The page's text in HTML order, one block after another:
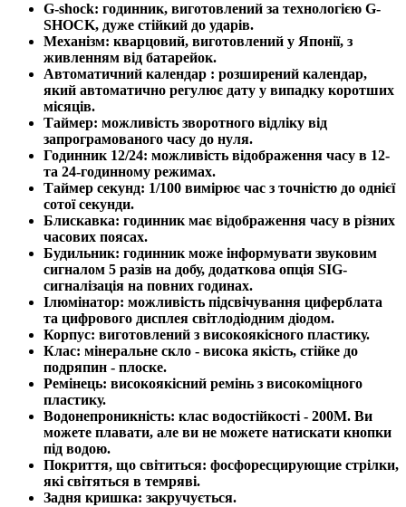
G-shock: годинник, виготовлений за технологією G-
SHOCK, дуже стійкий до ударів.
Механізм: кварцовий, виготовлений у Японії, з
живленням від батарейок.
Автоматичний календар : розширений календар,
який автоматично регулює дату у випадку коротших
місяців.
Таймер: можливість зворотного відліку від
запрограмованого часу до нуля.
Годинник 12/24: можливість відображення часу в 12-
та 24-годинному режимах.
Таймер секунд: 1/100 вимірює час з точністю до однієї
сотої секунди.
Блискавка: годинник має відображення часу в різних
часових поясах.
Будильник: годинник може інформувати звуковим
сигналом 5 разів на добу, додаткова опція SIG-
сигналізація на повних годинах.
Ілюмінатор: можливість підсвічування циферблата
та цифрового дисплея світлодіодним діодом.
Корпус: виготовлений з високоякісного пластику.
Клас: мінеральне скло - висока якість, стійке до
подряпин - плоске.
Ремінець: високоякісний ремінь з високоміцного
пластику.
Водонепроникність: клас водостійкості - 200M. Ви
можете плавати, але ви не можете натискати кнопки
під водою.
Покриття, що світиться: фосфоресцирующие стрілки,
які світяться в темряві.
Задня кришка: закручується.